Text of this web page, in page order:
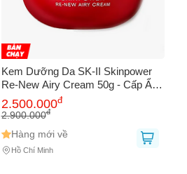
Kem Dưỡng Da SK-II Skinpower
Re-New Airy Cream 50g - Cấp Ẩm,
Giảm Lão Hóa, Tươi Sáng Da,
Chính Hãng cao cấp
2.500.000đ
2.900.000đ
Hàng mới về
Hồ Chí Minh